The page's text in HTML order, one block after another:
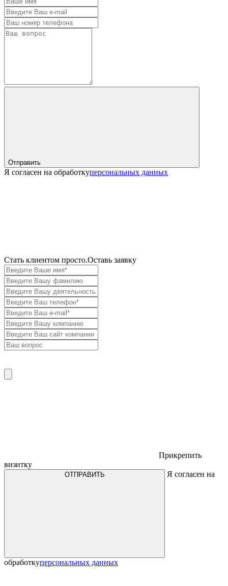
Отправить
Я согласен на обработкуперсональных данных
Cтать клиентом просто.Оставь заявку
Прикрепить
визитку
ОТПРАВИТЬ Я согласен на
обработкуперсональных данных